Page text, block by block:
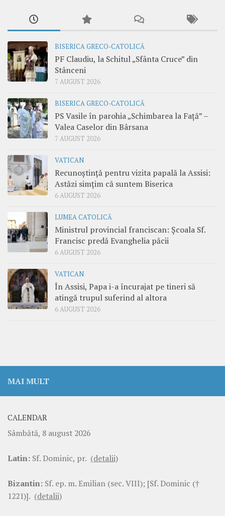
BISERICA GRECO-CATOLICĂ
PF Claudiu, la Schitul „Sfânta Cruce” din
Stânceni
7 AUGUST 2026
BISERICA GRECO-CATOLICĂ
PS Vasile în parohia „Schimbarea la Față” –
Valea Caselor din Bârsana
7 AUGUST 2026
VATICAN
Recunoștință pentru vizita papală la Assisi:
Astăzi simțim că suntem Biserica
6 AUGUST 2026
LUMEA CATOLICĂ
Ministrul provincial franciscan: Școala Sf.
Francisc predă Evanghelia păcii
6 AUGUST 2026
VATICAN
În Assisi, Papa i-a încurajat pe tineri să
atingă trupul suferind al altora
6 AUGUST 2026
MAI MULT
CALENDAR
Sâmbătă, 8 august 2026
Latin: Sf. Dominic, pr. (detalii)
Bizantin: Sf. ep. m. Emilian (sec. VIII); [Sf. Dominic (†
1221)]. (detalii)